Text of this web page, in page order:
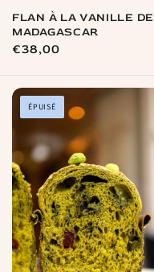
FLAN À LA VANILLE DE
MADAGASCAR
Prix
€38,00
ÉPUISÉ